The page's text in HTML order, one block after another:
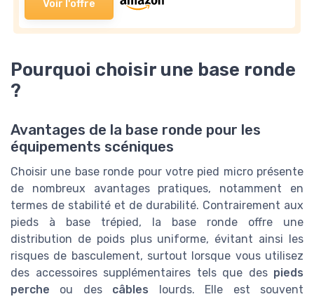
Voir l'offre
Pourquoi choisir une base ronde
?
Avantages de la base ronde pour les
équipements scéniques
Choisir une base ronde pour votre pied micro présente
de nombreux avantages pratiques, notamment en
termes de stabilité et de durabilité. Contrairement aux
pieds à base trépied, la base ronde offre une
distribution de poids plus uniforme, évitant ainsi les
risques de basculement, surtout lorsque vous utilisez
des accessoires supplémentaires tels que des pieds
perche ou des câbles lourds. Elle est souvent